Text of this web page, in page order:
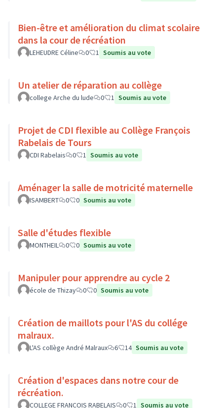
Bien-être et amélioration du climat scolaire
dans la cour de récréation
LEHEUDRE Céline 0 1 Soumis au vote
Un atelier de réparation au collège
college Arche du lude 0 1 Soumis au vote
Projet de CDI flexible au Collège François
Rabelais de Tours
CDI Rabelais 0 1 Soumis au vote
Aménager la salle de motricité maternelle
ISAMBERT 0 0 Soumis au vote
Salle d'études flexible
MONTHEIL 0 0 Soumis au vote
Manipuler pour apprendre au cycle 2
école de Thizay 0 0 Soumis au vote
Création de maillots pour l'AS du collége
malraux.
L'AS collège André Malraux 6 14 Soumis au vote
Création d'espaces dans notre cour de
récréation.
COLLEGE FRANCOIS RABELAIS 0 1 Soumis au vote